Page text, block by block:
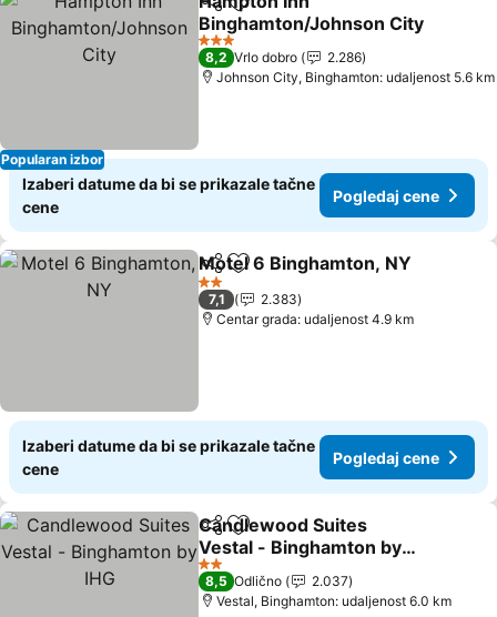
Popularan izbor
Deli Dodati u favorite
Binghamton/Johnson City
3 Zvezdice
8,2 Vrlo dobro
2.286
Johnson City, Binghamton: udaljenost 5.6 km
Izaberi datume da bi se prikazale tačne
cene
Pogledaj cene
Deli Dodati u favorite
Motel 6 Binghamton, NY
2 Zvezdice
7,1
2.383
Centar grada: udaljenost 4.9 km
Izaberi datume da bi se prikazale tačne
cene
Pogledaj cene
Deli Dodati u favorite
Candlewood Suites
Vestal - Binghamton by
IHG
2 Zvezdice
8,5 Odlično
2.037
Vestal, Binghamton: udaljenost 6.0 km